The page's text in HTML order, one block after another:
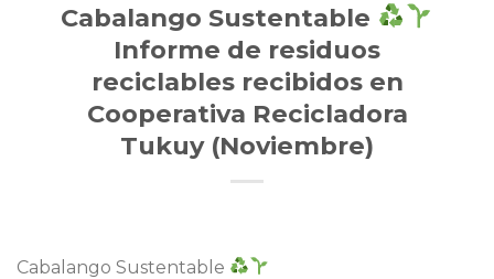
Cabalango Sustentable
Informe de residuos
reciclables recibidos en
Cooperativa Recicladora
Tukuy (Noviembre)
Cabalango Sustentable